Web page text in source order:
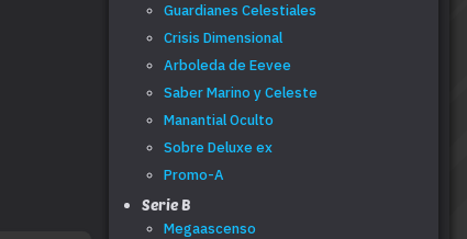
Guardianes Celestiales
Crisis Dimensional
Arboleda de Eevee
Saber Marino y Celeste
Manantial Oculto
Sobre Deluxe ex
Promo-A
Serie B
Megaascenso